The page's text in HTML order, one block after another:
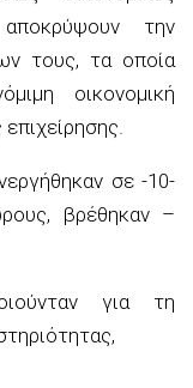
την
τους, τα οποία
οικονομική
σε-10-
βρέθηκαν –
για τη